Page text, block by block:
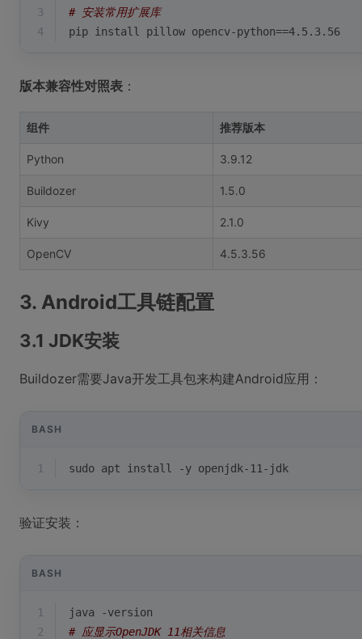
3
# 安装常用扩展库
4
pip install pillow opencv-python==4.5.3.56
版本兼容性对照表 ：
组件 推荐版本
Python 3.9.12
Buildozer 1.5.0
Kivy 2.1.0
OpenCV 4.5.3.56
3. Android工具链配置
3.1 JDK安装
Buildozer需要Java开发工具包来构建Android应用：
BASH
1 sudo apt install -y openjdk-11-jdk
验证安装：
BASH
1
java -version
2
# 应显示OpenJDK 11相关信息